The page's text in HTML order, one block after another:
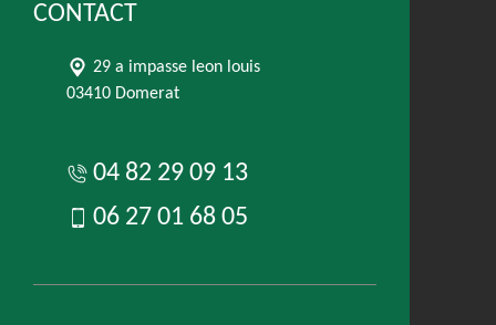
CONTACT
29 a impasse leon louis
03410 Domerat
04 82 29 09 13
06 27 01 68 05